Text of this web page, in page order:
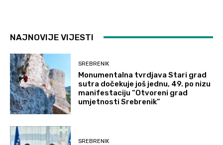
NAJNOVIJE VIJESTI
SREBRENIK
Monumentalna tvrdjava Stari grad
sutra dočekuje još jednu, 49. po nizu
manifestaciju “Otvoreni grad
umjetnosti Srebrenik”
SREBRENIK